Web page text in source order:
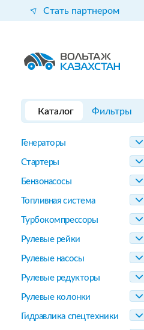
Стать партнером
Каталог Фильтры
Генераторы
Стартеры
Бензонасосы
Топливная система
Турбокомпрессоры
Рулевые рейки
Рулевые насосы
Рулевые редукторы
Рулевые колонки
Гидравлика спецтехники